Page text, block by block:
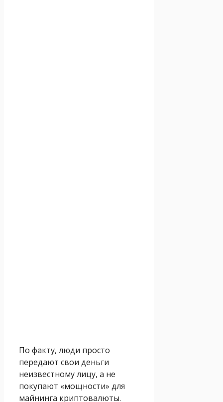
По факту, люди просто
передают свои деньги
неизвестному лицу, а не
покупают «мощности» для
майнинга криптовалюты.